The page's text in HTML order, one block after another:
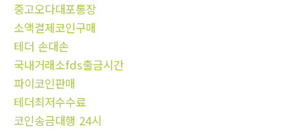
중고오다대포통장
소액결제코인구매
테더 손대손
국내거래소fds출금시간
파이코인판매
테더최저수수료
코인송금대행 24시